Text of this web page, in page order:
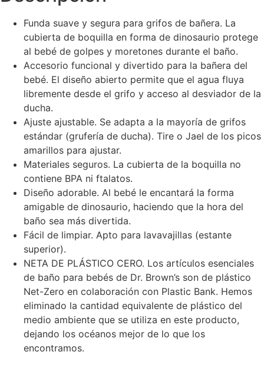
Funda suave y segura para grifos de bañera. La
cubierta de boquilla en forma de dinosaurio protege
al bebé de golpes y moretones durante el baño.
Accesorio funcional y divertido para la bañera del
bebé. El diseño abierto permite que el agua fluya
libremente desde el grifo y acceso al desviador de la
ducha.
Ajuste ajustable. Se adapta a la mayoría de grifos
estándar (grufería de ducha). Tire o Jael de los picos
amarillos para ajustar.
Materiales seguros. La cubierta de la boquilla no
contiene BPA ni ftalatos.
Diseño adorable. Al bebé le encantará la forma
amigable de dinosaurio, haciendo que la hora del
baño sea más divertida.
Fácil de limpiar. Apto para lavavajillas (estante
superior).
NETA DE PLÁSTICO CERO. Los artículos esenciales
de baño para bebés de Dr. Brown’s son de plástico
Net-Zero en colaboración con Plastic Bank. Hemos
eliminado la cantidad equivalente de plástico del
medio ambiente que se utiliza en este producto,
dejando los océanos mejor de lo que los
encontramos.